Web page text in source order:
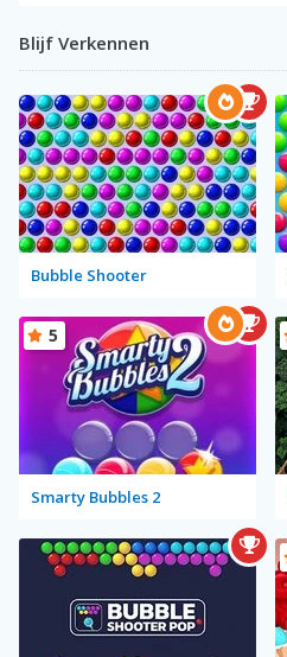
Blijf Verkennen
Bubble Shooter
Smarty Bubbles 2
5